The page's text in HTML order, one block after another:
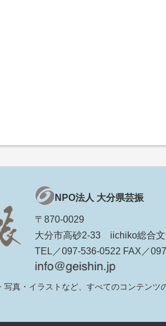
NPO法人 大分県芸振
〒870-0029
大分市高砂2-33 iichiko総合
TEL／097-536-0522 FAX／
写真・イラストなど、すべてのコンテンツ